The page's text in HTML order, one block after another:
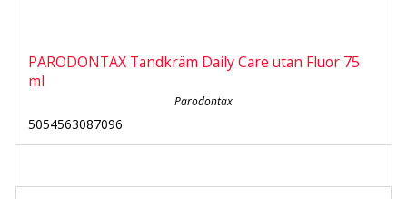
PARODONTAX Tandkräm Daily Care utan Fluor 75
ml
Parodontax
5054563087096